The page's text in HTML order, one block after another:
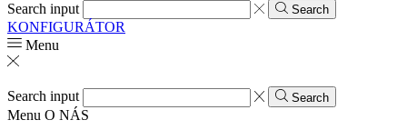
Search input
Search
KONFIGURÁTOR
Menu
Search input Search
Menu O NÁS